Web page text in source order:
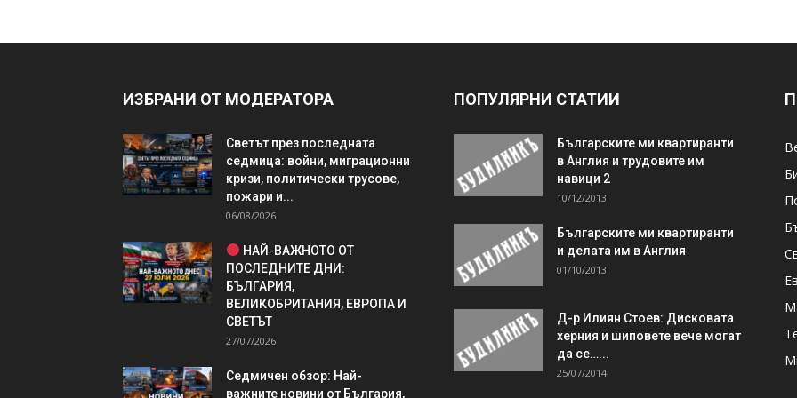
ИЗБРАНИ ОТ МОДЕРАТОРА
Светът през последната
седмица: войни, миграционни
кризи, политически трусове,
пожари и...
06/08/2026
НАЙ-ВАЖНОТО ОТ
ПОСЛЕДНИТЕ ДНИ:
БЪЛГАРИЯ,
ВЕЛИКОБРИТАНИЯ, ЕВРОПА И
СВЕТЪТ
27/07/2026
Седмичен обзор: Най-
важните новини от България,
ПОПУЛЯРНИ СТАТИИ
Българските ми квартиранти
в Англия и трудовите им
навици 2
10/12/2013
Българските ми квартиранти
и делата им в Англия
01/10/2013
Д-р Илиян Стоев: Дисковата
херния и шиповете вече могат
да се…...
25/07/2014